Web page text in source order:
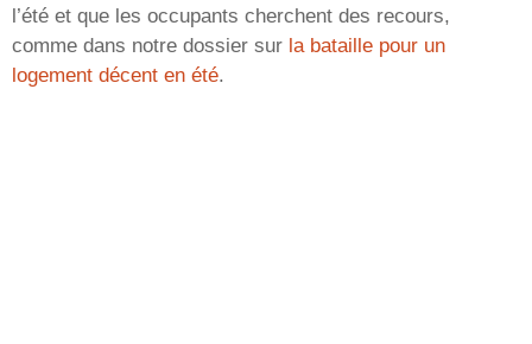
l’été et que les occupants cherchent des recours,
comme dans notre dossier sur la bataille pour un
logement décent en été.